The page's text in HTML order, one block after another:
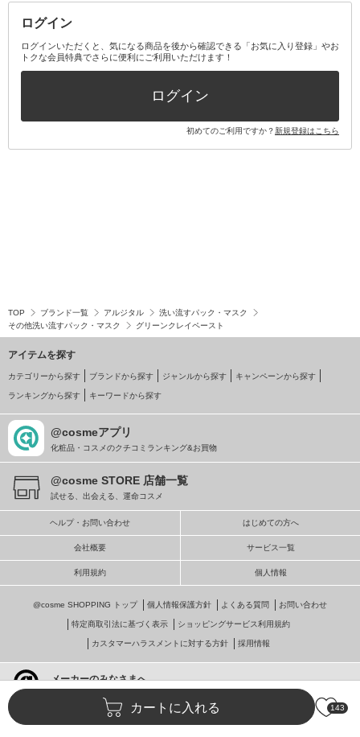
カートに入れる 143
その他オーラルケア
ボディケアキット
その他キット・セット
ログイン
ログインいただくと、気になる商品を後から確認できる「お気に入り登録」やお
トクな会員特典でさらに便利にご利用いただけます！
ログイン
初めてのご利用ですか？新規登録はこちら
TOP ブランド一覧 アルジタル
洗い流すパック・マスク
その他洗い流すパック・マスク
グリーンクレイペースト
アイテムを探す
カテゴリーから探す ブランドから探す ジャンルから探す キャンペーンから探す
ランキングから探す キーワードから探す
@cosmeアプリ
化粧品・コスメのクチコミランキング&お買物
@cosme STORE 店舗一覧
試せる、出会える、運命コスメ
ヘルプ・お問い合わせ はじめての方へ
会社概要 サービス一覧
利用規約 個人情報
@cosme SHOPPING トップ 個人情報保護方針 よくある質問 お問い合わせ
特定商取引法に基づく表示 ショッピングサービス利用規約
カスタマーハラスメントに対する方針 採用情報
メーカーのみなさまへ